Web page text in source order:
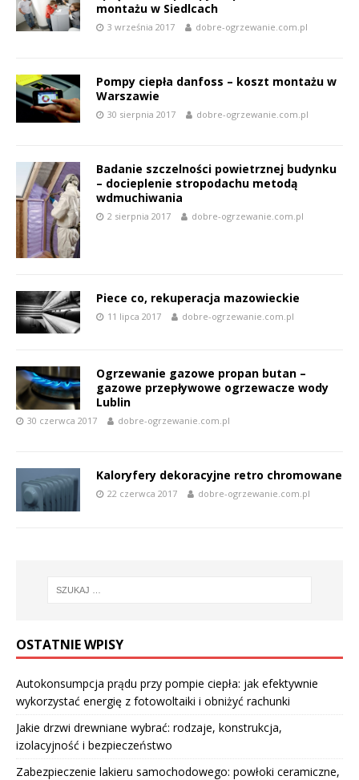
montażu w Siedlcach
3 września 2017 dobre-ogrzewanie.com.pl
Pompy ciepła danfoss – koszt montażu w
Warszawie
30 sierpnia 2017 dobre-ogrzewanie.com.pl
Badanie szczelności powietrznej budynku
– docieplenie stropodachu metodą
wdmuchiwania
2 sierpnia 2017 dobre-ogrzewanie.com.pl
Piece co, rekuperacja mazowieckie
11 lipca 2017 dobre-ogrzewanie.com.pl
Ogrzewanie gazowe propan butan –
gazowe przepływowe ogrzewacze wody
Lublin
30 czerwca 2017 dobre-ogrzewanie.com.pl
Kaloryfery dekoracyjne retro chromowane
22 czerwca 2017 dobre-ogrzewanie.com.pl
OSTATNIE WPISY
Autokonsumpcja prądu przy pompie ciepła: jak efektywnie
wykorzystać energię z fotowoltaiki i obniżyć rachunki
Jakie drzwi drewniane wybrać: rodzaje, konstrukcja,
izolacyjność i bezpieczeństwo
Zabezpieczenie lakieru samochodowego: powłoki ceramiczne,